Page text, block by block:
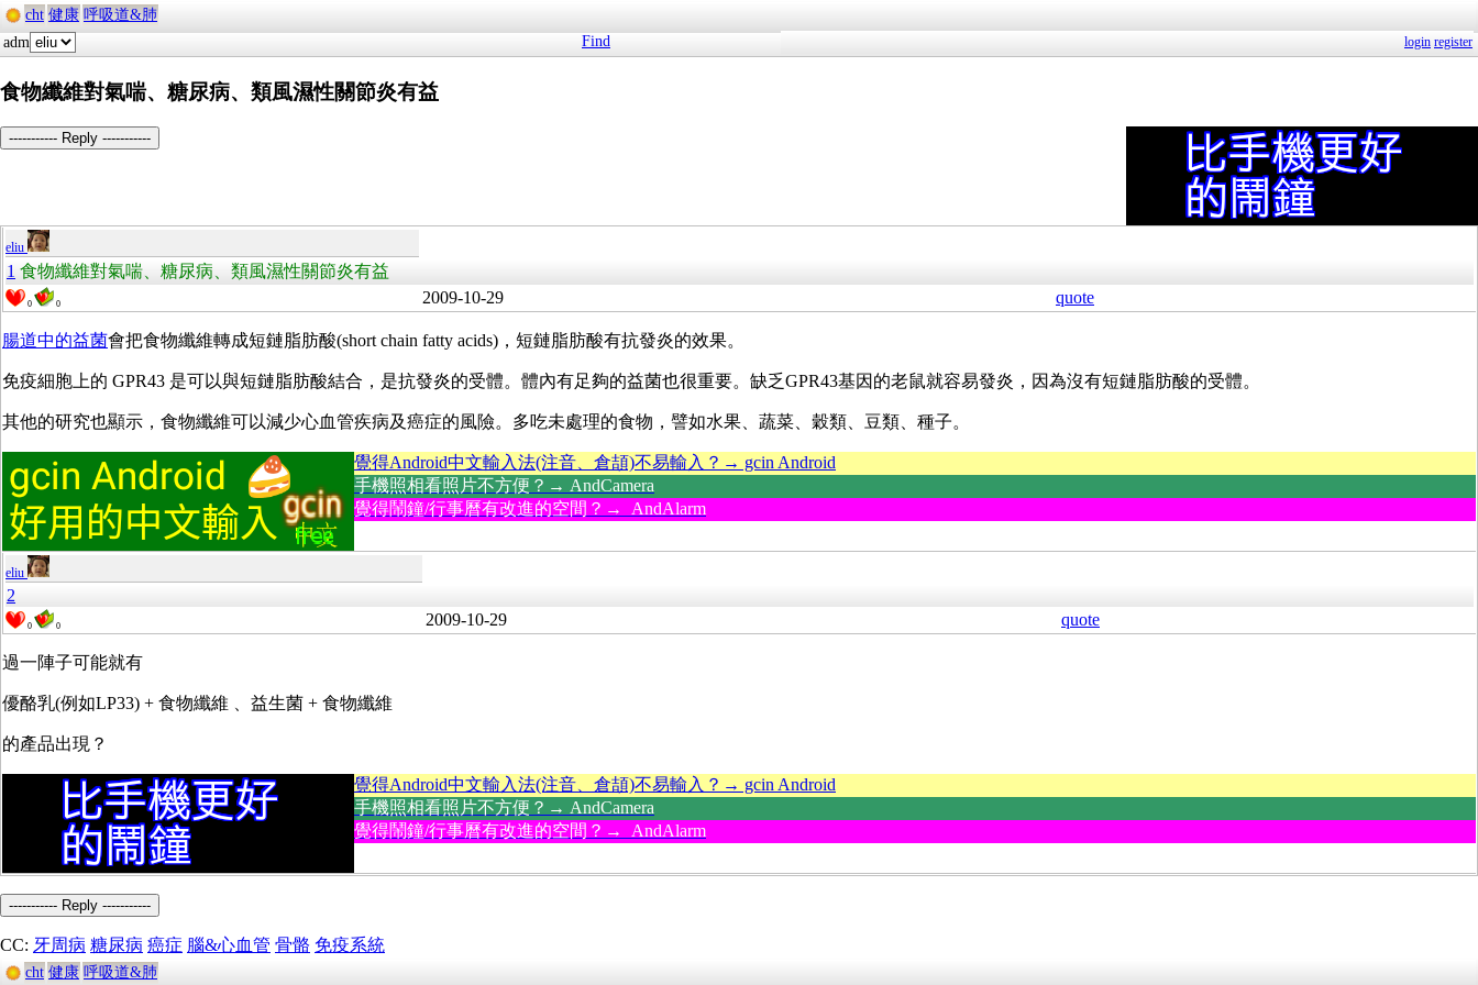
cht 健康 呼吸道&肺
adm
Find login register
食物纖維對氣喘、糖尿病、類風濕性關節炎有益
----------- Reply -----------
eliu
1 食物纖維對氣喘、糖尿病、類風濕性關節炎有益
0 0 2009-10-29 quote
腸道中的益菌會把食物纖維轉成短鏈脂肪酸(short chain fatty acids)，短鏈脂肪酸有抗發炎的效果。
免疫細胞上的 GPR43 是可以與短鏈脂肪酸結合，是抗發炎的受體。體內有足夠的益菌也很重要。缺乏GPR43基因的老鼠就容易發炎，因為沒有短鏈脂肪酸的受體。
其他的研究也顯示，食物纖維可以減少心血管疾病及癌症的風險。多吃未處理的食物，譬如水果、蔬菜、穀類、豆類、種子。
覺得Android中文輸入法(注音、倉頡)不易輸入？→ gcin Android
手機照相看照片不方便？→ AndCamera
覺得鬧鐘/行事曆有改進的空間？→ AndAlarm
eliu
2
0 0 2009-10-29 quote
過一陣子可能就有
優酪乳(例如LP33) + 食物纖維 、益生菌 + 食物纖維
的產品出現？
覺得Android中文輸入法(注音、倉頡)不易輸入？→ gcin Android
手機照相看照片不方便？→ AndCamera
覺得鬧鐘/行事曆有改進的空間？→ AndAlarm
----------- Reply -----------
CC: 牙周病 糖尿病 癌症 腦&心血管 骨骼 免疫系統
cht 健康 呼吸道&肺